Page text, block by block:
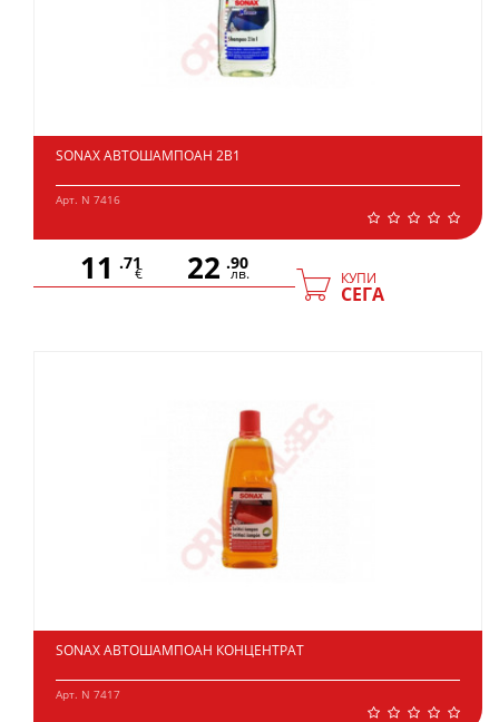
SONAX АВТОШАМПОАН 2В1
Арт. N 7416
11 .71
€ 22 .90
лв. КУПИ
СЕГА
SONAX АВТОШАМПОАН КОНЦЕНТРАТ
Арт. N 7417